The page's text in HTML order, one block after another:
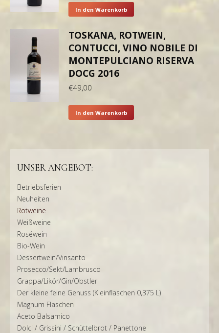
war:
€45,00
ist:
€39,00.
In den Warenkorb
TOSKANA, ROTWEIN,
CONTUCCI, VINO NOBILE DI
MONTEPULCIANO RISERVA
DOCG 2016
€49,00
In den Warenkorb
UNSER ANGEBOT:
Betriebsferien
Neuheiten
Rotweine
Weißweine
Roséwein
Bio-Wein
Dessertwein/Vinsanto
Prosecco/Sekt/Lambrusco
Grappa/Likör/Gin/Obstler
Der kleine feine Genuss (Kleinflaschen 0,375 L)
Magnum Flaschen
Aceto Balsamico
Dolci / Grissini / Schüttelbrot / Panettone